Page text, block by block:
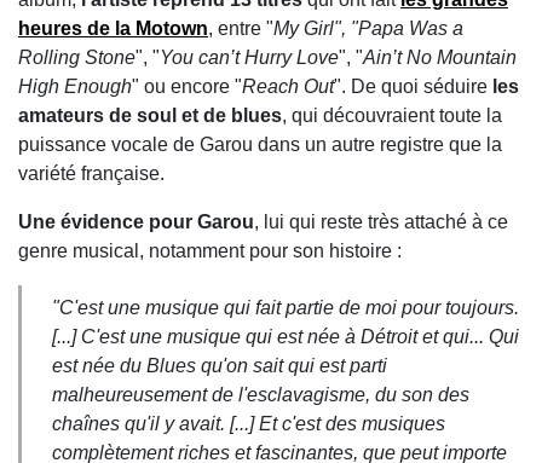
heures de la Motown, entre "My Girl", "Papa Was a
Rolling Stone", "You can’t Hurry Love", "Ain’t No Mountain
High Enough" ou encore "Reach Out". De quoi séduire les
amateurs de soul et de blues, qui découvraient toute la
puissance vocale de Garou dans un autre registre que la
variété française.
Une évidence pour Garou, lui qui reste très attaché à ce
genre musical, notamment pour son histoire :
"C'est une musique qui fait partie de moi pour toujours.
[...] C'est une musique qui est née à Détroit et qui... Qui
est née du Blues qu'on sait qui est parti
malheureusement de l'esclavagisme, du son des
chaînes qu'il y avait. [...] Et c'est des musiques
complètement riches et fascinantes, que peut importe